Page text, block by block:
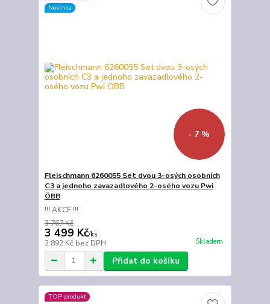
Novinka
- 7 %
Fleischmann 6260055 Set dvou 3-osých osobních
C3 a jednoho zavazadlového 2-osého vozu Pwi
ÖBB
!!! AKCE !!!
3 767 Kč
3 499 Kč/ks
2 892 Kč bez DPH Skladem
Přidat do košíku
TOP produkt